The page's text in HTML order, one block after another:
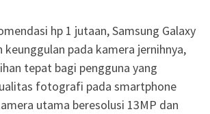
hp 1 jutaan, Samsung Galaxy
keunggulan pada kamera jernihnya,
tepat bagi pengguna yang
fotografi pada smartphone
utama beresolusi 13MP dan